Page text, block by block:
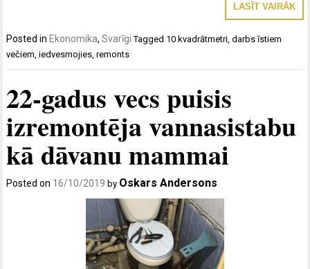
LASĪT VAIRĀK
Posted in Ekonomika,Svarīgi Tagged 10 kvadrātmetri,darbs īstiem
večiem,iedvesmojies,remonts
22-gadus vecs puisis
izremontēja vannasistabu
kā dāvanu mammai
Posted on 16/10/2019 by Oskars Andersons